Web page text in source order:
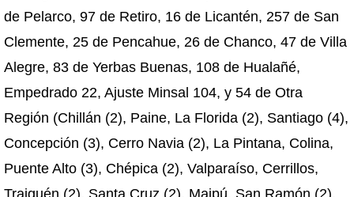
de Pelarco, 97 de Retiro, 16 de Licantén, 257 de San
Clemente, 25 de Pencahue, 26 de Chanco, 47 de Villa
Alegre, 83 de Yerbas Buenas, 108 de Hualañé,
Empedrado 22, Ajuste Minsal 104, y 54 de Otra
Región (Chillán (2), Paine, La Florida (2), Santiago (4),
Concepción (3), Cerro Navia (2), La Pintana, Colina,
Puente Alto (3), Chépica (2), Valparaíso, Cerrillos,
Traiguén (2), Santa Cruz (2), Maipú, San Ramón (2),